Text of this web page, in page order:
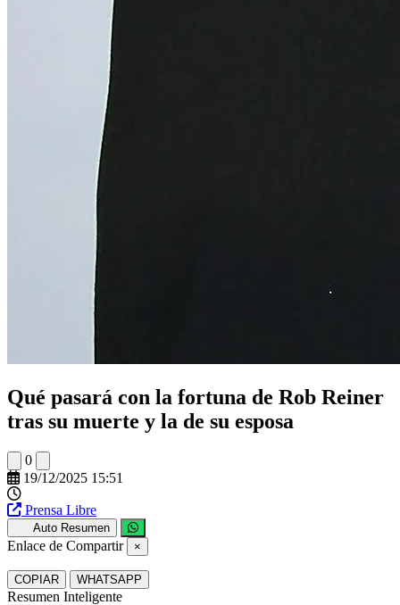
Qué pasará con la fortuna de Rob Reiner
tras su muerte y la de su esposa
0
19/12/2025 15:51
Prensa Libre
Auto Resumen
Enlace de Compartir ×
COPIAR WHATSAPP
Resumen Inteligente